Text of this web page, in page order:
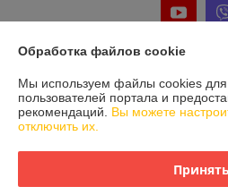
Информация для покупателя
Юридическое лицо:Частное
220007, РБ, г. Минск, ул. Фабрициуса 8,
Регистрационный номер ЕГР:
Обработка файлов cookie
Мы используем файлы cookies для
пользователей портала и
рекомендаций. Вы можете
отключить их.
Принять